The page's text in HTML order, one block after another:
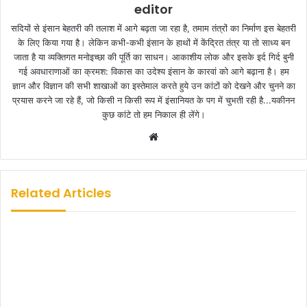
editor
सदियों से इंसान बेहतरी की तलाश में आगे बढ़ता जा रहा है, तमाम तंत्रों का निर्माण इस बेहतरी
के लिए किया गया है। लेकिन कभी-कभी इंसान के हाथों में केंद्रित तंत्र या तो साध्य बन
जाता है या व्यक्तिगत मनोइच्छा की पूर्ति का साधन। आकाशीय लोक और इसके इर्द गिर्द बुनी
गई अवधाराणाओं का क्रमश: विकास का उदेश्य इंसान के कारवां को आगे बढ़ाना है। हम
ज्ञान और विज्ञान की सभी शाखाओं का इस्तेमाल करते हुये उन कांटों को देखने और चुनने का
प्रयास करने जा रहे हैं, जो किसी न किसी रूप में इंसानियत के पग में चुभती रही है...यकीनन
कुछ कांटे तो हम निकाल ही लेंगे।
b
Related Articles